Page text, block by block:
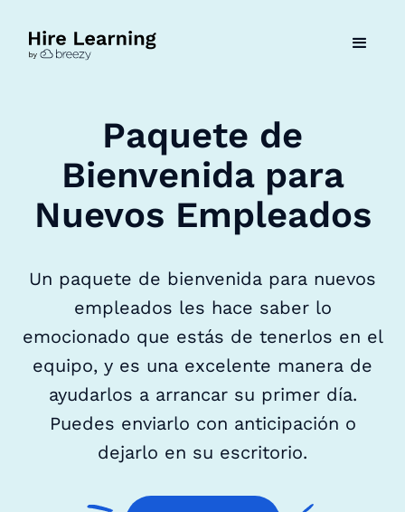
Paquete de
Bienvenida para
Nuevos Empleados
Un paquete de bienvenida para nuevos
empleados les hace saber lo
emocionado que estás de tenerlos en el
equipo, y es una excelente manera de
ayudarlos a arrancar su primer día.
Puedes enviarlo con anticipación o
dejarlo en su escritorio.